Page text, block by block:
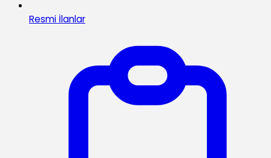
Resmi İlanlar